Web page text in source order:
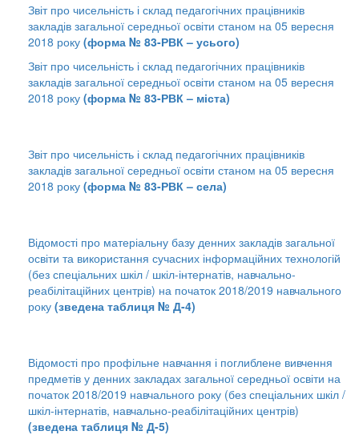
Звіт про чисельність і склад педагогічних працівників
закладів загальної середньої освіти станом на 05 вересня
2018 року (форма № 83-РВК – усього)
Звіт про чисельність і склад педагогічних працівників
закладів загальної середньої освіти станом на 05 вересня
2018 року (форма № 83-РВК – міста)
Звіт про чисельність і склад педагогічних працівників
закладів загальної середньої освіти станом на 05 вересня
2018 року (форма № 83-РВК – села)
Відомості про матеріальну базу денних закладів загальної
освіти та використання сучасних інформаційних технологій
(без спеціальних шкіл / шкіл-інтернатів, навчально-
реабілітаційних центрів) на початок 2018/2019 навчального
року (зведена таблиця № Д-4)
Відомості про профільне навчання і поглиблене вивчення
предметів у денних закладах загальної середньої освіти на
початок 2018/2019 навчального року (без спеціальних шкіл /
шкіл-інтернатів, навчально-реабілітаційних центрів)
(зведена таблиця № Д-5)